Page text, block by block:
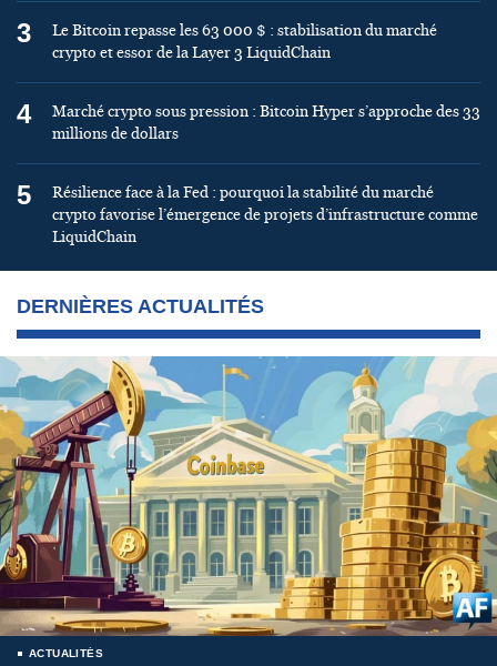
3
Le Bitcoin repasse les 63 000 $ : stabilisation du marché
crypto et essor de la Layer 3 LiquidChain
4
Marché crypto sous pression : Bitcoin Hyper s’approche des 33
millions de dollars
5
Résilience face à la Fed : pourquoi la stabilité du marché
crypto favorise l’émergence de projets d’infrastructure comme
LiquidChain
DERNIÈRES ACTUALITÉS
ACTUALITÉS